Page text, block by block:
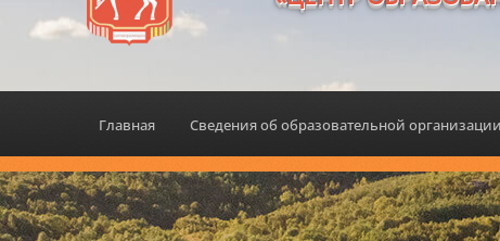
Главная Сведения об образовательной организации